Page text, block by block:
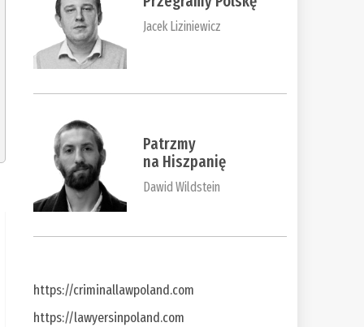
Jacek Liziniewicz
Patrzmy
na Hiszpanię
Dawid Wildstein
https://criminallawpoland.com
https://lawyersinpoland.com